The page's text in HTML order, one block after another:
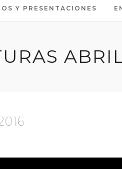
Y PRESENTACIONES